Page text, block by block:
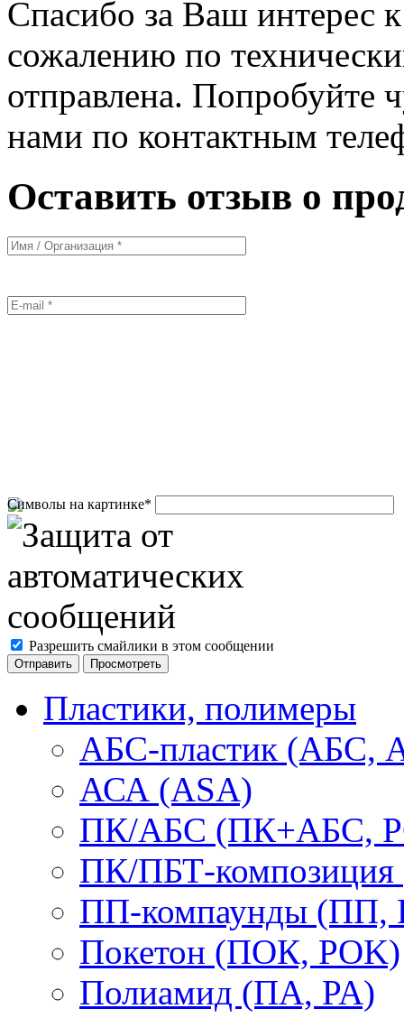
Спасибо за Ваш интерес
сожалению по
отправлена. Попробуйте
нами по контактным
Оставить отзыв о
Символы на картинке*
Разрешить смайлики в этом сообщении
Пластики, полимеры
АБС-пластик (АБС,
АСА (ASA)
ПК/АБС (ПК+АБС,
ПК/ПБТ-композиция
ПП-компаунды (ПП,
Покетон (ПОК, POK)
Полиамид (ПА, PA)